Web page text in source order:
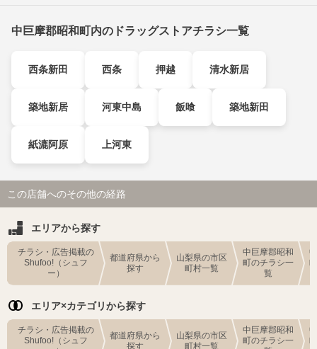
中巨摩郡昭和町内のドラッグストアチラシ一覧
西条新田 西条 押越 清水新居
築地新居 河東中島 飯喰 築地新田
紙漉阿原 上河東
この店舗へのその他の経路
エリアから探す
チラシ・広告掲載の
Shufoo!（シュフ
ー）
都道府県から
探す
山梨県の市区
町村一覧
中巨摩郡昭和
町のチラシ一
覧
エリア×カテゴリから探す
チラシ・広告掲載の
Shufoo!（シュフ
都道府県から
探す
山梨県の市区
町村一覧
中巨摩郡昭和
町のチラシ一